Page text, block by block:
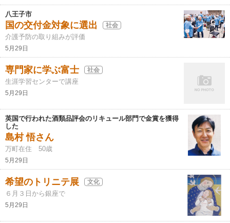
八王子市
国の交付金対象に選出 社会
介護予防の取り組みが評価
5月29日
専門家に学ぶ富士 社会
生涯学習センターで講座
5月29日
英国で行われた酒類品評会のリキュール部門で金賞を獲得
した
島村 悟さん
万町在住 50歳
5月29日
希望のトリニテ展 文化
６月３日から銀座で
5月29日